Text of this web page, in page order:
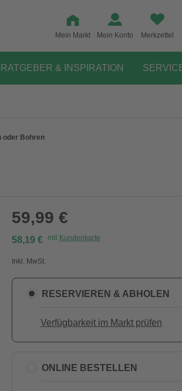
Mein Markt Mein Konto Merkzettel
RATGEBER & INSPIRATION
oder Bohren
59,99 €
58,19 € mit Kundenkarte
Inkl. MwSt.
RESERVIEREN & ABHOLEN
Verfügbarkeit im Markt prüfen
ONLINE BESTELLEN